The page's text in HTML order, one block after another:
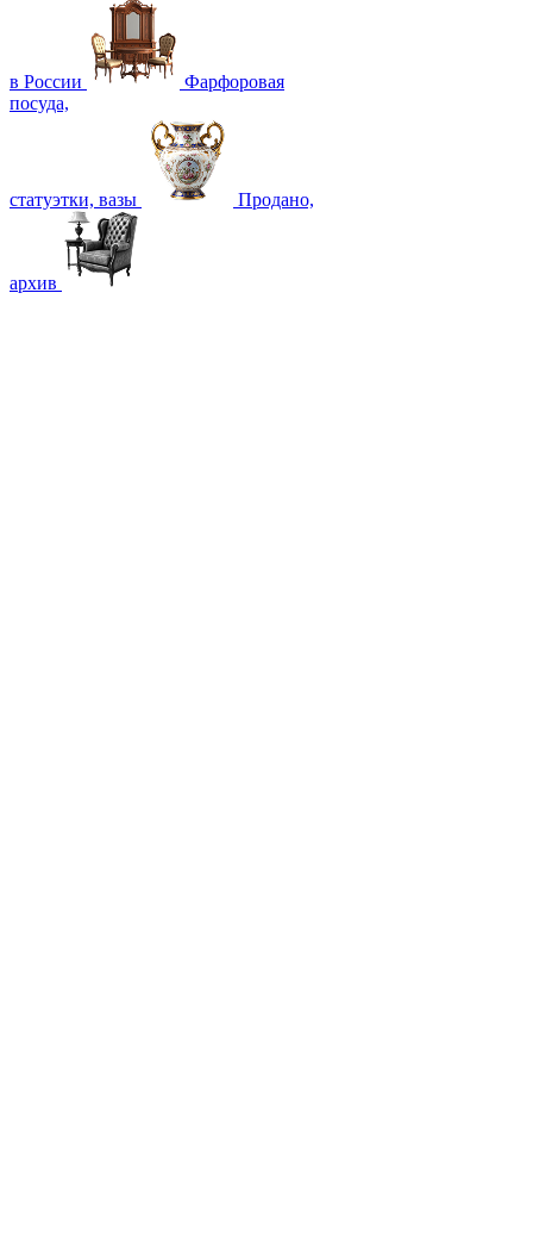
в России
Фарфоровая
посуда,
статуэтки, вазы Продано,
архив